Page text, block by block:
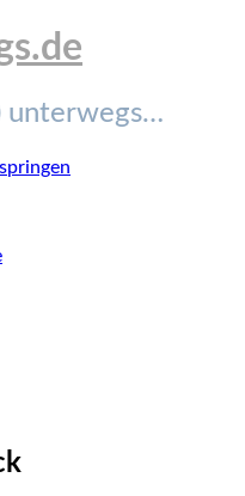
unterwegs…